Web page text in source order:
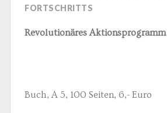
FORTSCHRITTS
Revolutionäres Aktionsprogramm
Buch, A 5, 100 Seiten, 6,- Euro